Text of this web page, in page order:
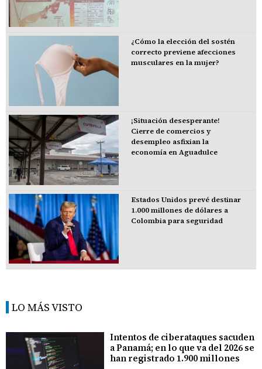
¿Cómo la elección del sostén
correcto previene afecciones
musculares en la mujer?
¡Situación desesperante!
Cierre de comercios y
desempleo asfixian la
economía en Aguadulce
Estados Unidos prevé destinar
1.000 millones de dólares a
Colombia para seguridad
LO MÁS VISTO
Intentos de ciberataques sacuden
a Panamá; en lo que va del 2026 se
han registrado 1.900 millones